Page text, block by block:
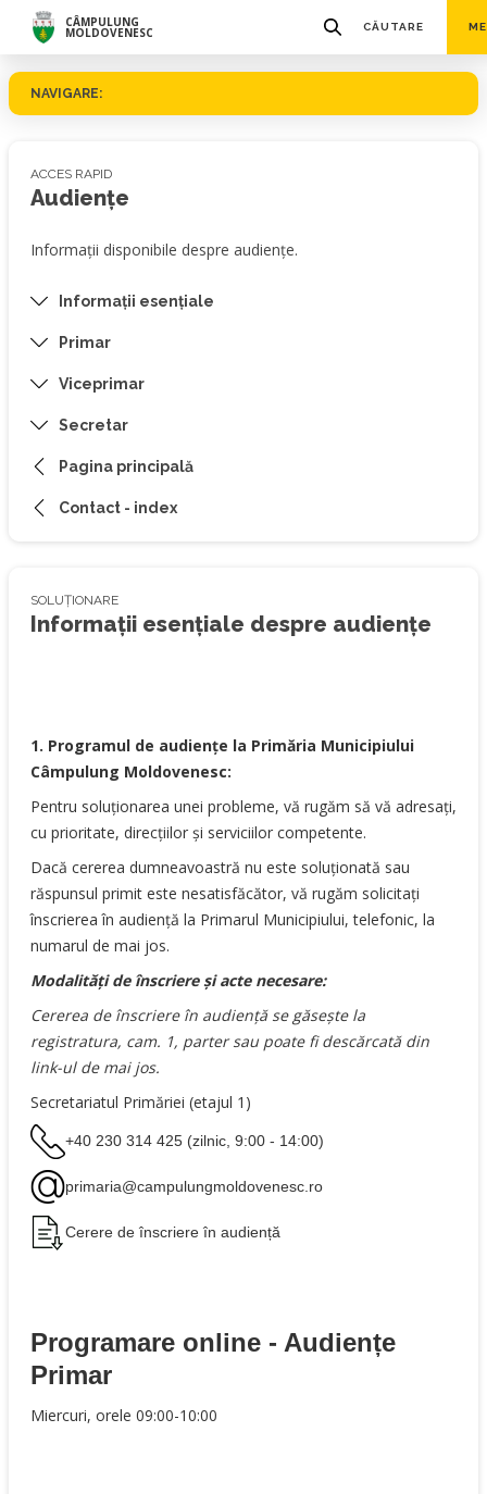
CÂMPULUNG
MOLDOVENESC CĂUTARE
NAVIGARE:
SOLUȚIONARE
Informații esențiale despre audiențe
1. Programul de audiențe la Primăria Municipiului
Câmpulung Moldovenesc:
Pentru soluționarea unei probleme, vă rugăm să vă adresați,
cu prioritate, direcțiilor și serviciilor competente.
Dacă cererea dumneavoastră nu este soluționată sau
răspunsul primit este nesatisfăcător, vă rugăm solicitați
înscrierea în audiență la Primarul Municipiului, telefonic, la
numarul de mai jos.
Modalități de înscriere și acte necesare:
Cererea de înscriere în audiență se găsește la
registratura, cam. 1, parter sau poate fi descărcată din
link-ul de mai jos.
Secretariatul Primăriei (etajul 1)
+40 230 314 425 (zilnic, 9:00 - 14:00)
primaria@campulungmoldovenesc.ro
Cerere de înscriere în audiență
Programare online - Audiențe
Primar
Miercuri, orele 09:00-10:00
ACCES RAPID
Audiențe
Informații disponibile despre audiențe.
Informații esențiale
Primar
Viceprimar
Secretar
Pagina principală
Contact - index